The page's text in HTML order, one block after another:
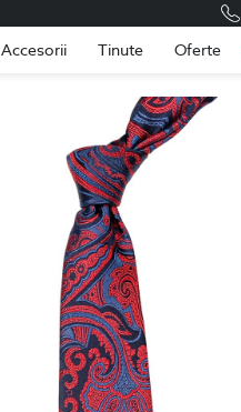
Accesorii Tinute Oferte
Romania